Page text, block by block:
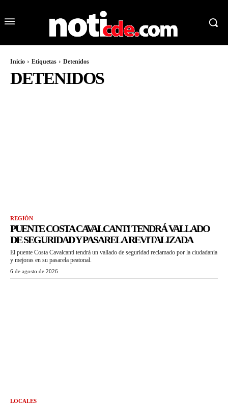
Inicio Etiquetas Detenidos
DETENIDOS
REGIÓN
PUENTE COSTA CAVALCANTI TENDRÁ VALLADO
DE SEGURIDAD Y PASARELA REVITALIZADA
El puente Costa Cavalcanti tendrá un vallado de seguridad reclamado por la ciudadanía
y mejoras en su pasarela peatonal.
6 de agosto de 2026
LOCALES